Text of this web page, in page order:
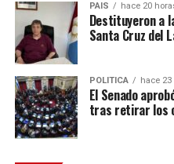
Investigaciones (PDI) de
actuaciones
Investigan las
PAIS hace 20
Destituyeron a
Santa Cruz del
POLITICA hace
El Senado
tras retirar los